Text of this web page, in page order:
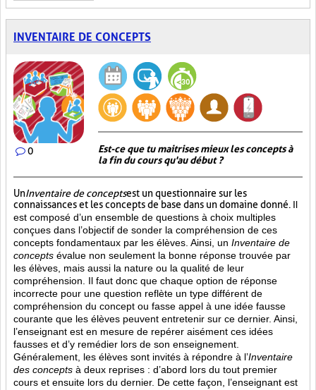
INVENTAIRE DE CONCEPTS
0
Est-ce que tu maitrises mieux les concepts à
la fin du cours qu'au début ?
UnInventaire de conceptsest un questionnaire sur les
connaissances et les concepts de base dans un domaine donné. Il
est composé d’un ensemble de questions à choix multiples
conçues dans l’objectif de sonder la compréhension de ces
concepts fondamentaux par les élèves. Ainsi, un Inventaire de
concepts évalue non seulement la bonne réponse trouvée par
les élèves, mais aussi la nature ou la qualité de leur
compréhension. Il faut donc que chaque option de réponse
incorrecte pour une question reflète un type différent de
compréhension du concept ou fasse appel à une idée fausse
courante que les élèves peuvent entretenir sur ce dernier. Ainsi,
l’enseignant est en mesure de repérer aisément ces idées
fausses et d’y remédier lors de son enseignement.
Généralement, les élèves sont invités à répondre à l’Inventaire
des concepts à deux reprises : d’abord lors du tout premier
cours et ensuite lors du dernier. De cette façon, l’enseignant est